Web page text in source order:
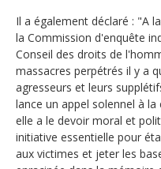
Il a également déclaré : "A
la Commission d'enquête
Conseil des droits de
massacres perpétrés il y a
agresseurs et leurs
lance un appel solennel à
elle a le devoir moral et
initiative essentielle pour
aux victimes et jeter les